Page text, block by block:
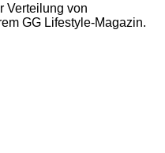
Verteilung von
GG Lifestyle-Magazin.